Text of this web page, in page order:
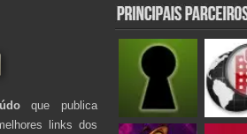
que publica
links dos